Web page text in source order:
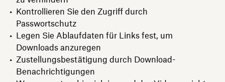
Kontrollieren Sie den Zugriff durch
Passwortschutz
Legen Sie Ablaufdaten für Links fest, um
Downloads anzuregen
Zustellungsbestätigung durch Download-
Benachrichtigungen